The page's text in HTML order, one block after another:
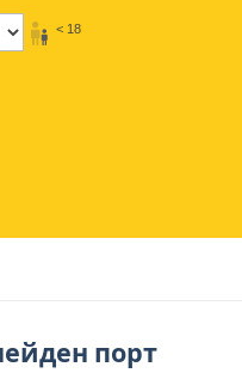
< 18
порт